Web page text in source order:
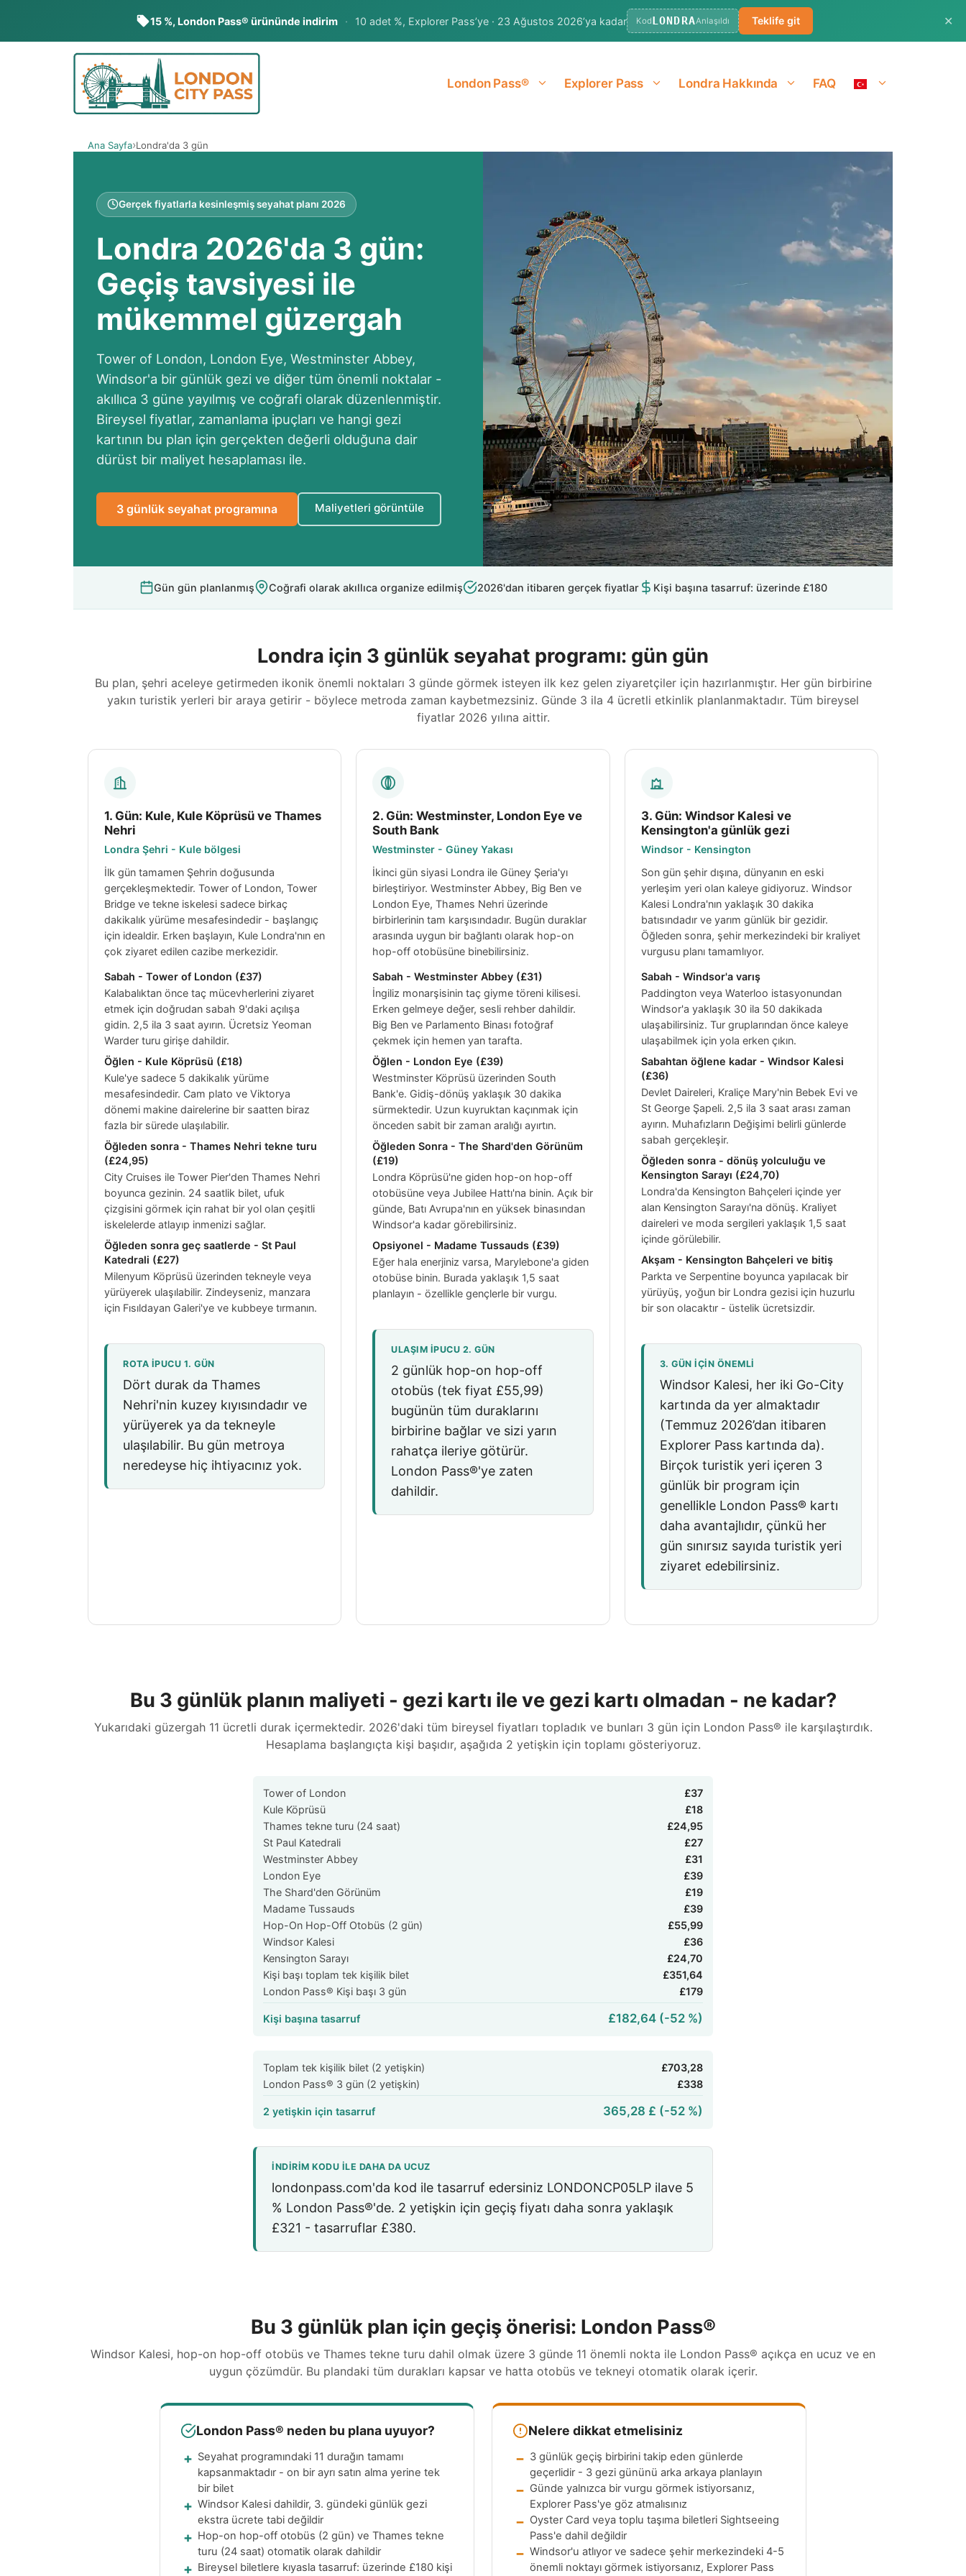
15 %, London Pass® ürününde indirim · 10 adet %, Explorer Pass’ye · 23 Ağustos 2026’ya kadar KodLONDRAAnlaşıldı Teklife git ✕
London Pass® Explorer Pass Londra Hakkında FAQ
Ana Sayfa Londra'da 3 gün
Gerçek fiyatlarla kesinleşmiş seyahat planı 2026
Londra 2026'da 3 gün:
Geçiş tavsiyesi ile
mükemmel güzergah
Tower of London, London Eye, Westminster Abbey,
Windsor'a bir günlük gezi ve diğer tüm önemli noktalar -
akıllıca 3 güne yayılmış ve coğrafi olarak düzenlenmiştir.
Bireysel fiyatlar, zamanlama ipuçları ve hangi gezi
kartının bu plan için gerçekten değerli olduğuna dair
dürüst bir maliyet hesaplaması ile.
3 günlük seyahat programına Maliyetleri görüntüle
Gün gün planlanmış Coğrafi olarak akıllıca organize edilmiş 2026'dan itibaren gerçek fiyatlar Kişi başına tasarruf: üzerinde £180
Londra için 3 günlük seyahat programı: gün gün
Bu plan, şehri aceleye getirmeden ikonik önemli noktaları 3 günde görmek isteyen ilk kez gelen ziyaretçiler için hazırlanmıştır. Her gün birbirine
yakın turistik yerleri bir araya getirir - böylece metroda zaman kaybetmezsiniz. Günde 3 ila 4 ücretli etkinlik planlanmaktadır. Tüm bireysel
fiyatlar 2026 yılına aittir.
1. Gün: Kule, Kule Köprüsü ve Thames
Nehri
Londra Şehri - Kule bölgesi
İlk gün tamamen Şehrin doğusunda
gerçekleşmektedir. Tower of London, Tower
Bridge ve tekne iskelesi sadece birkaç
dakikalık yürüme mesafesindedir - başlangıç
için idealdir. Erken başlayın, Kule Londra'nın en
çok ziyaret edilen cazibe merkezidir.
Sabah - Tower of London (£37)
Kalabalıktan önce taç mücevherlerini ziyaret
etmek için doğrudan sabah 9'daki açılışa
gidin. 2,5 ila 3 saat ayırın. Ücretsiz Yeoman
Warder turu girişe dahildir.
Öğlen - Kule Köprüsü (£18)
Kule'ye sadece 5 dakikalık yürüme
mesafesindedir. Cam plato ve Viktorya
dönemi makine dairelerine bir saatten biraz
fazla bir sürede ulaşılabilir.
Öğleden sonra - Thames Nehri tekne turu
(£24,95)
City Cruises ile Tower Pier'den Thames Nehri
boyunca gezinin. 24 saatlik bilet, ufuk
çizgisini görmek için rahat bir yol olan çeşitli
iskelelerde atlayıp inmenizi sağlar.
Öğleden sonra geç saatlerde - St Paul
Katedrali (£27)
Milenyum Köprüsü üzerinden tekneyle veya
yürüyerek ulaşılabilir. Zindeyseniz, manzara
için Fısıldayan Galeri'ye ve kubbeye tırmanın.
ROTA IPUCU 1. GÜN
Dört durak da Thames
Nehri'nin kuzey kıyısındadır ve
yürüyerek ya da tekneyle
ulaşılabilir. Bu gün metroya
neredeyse hiç ihtiyacınız yok.
2. Gün: Westminster, London Eye ve
South Bank
Westminster - Güney Yakası
İkinci gün siyasi Londra ile Güney Şeria'yı
birleştiriyor. Westminster Abbey, Big Ben ve
London Eye, Thames Nehri üzerinde
birbirlerinin tam karşısındadır. Bugün duraklar
arasında uygun bir bağlantı olarak hop-on
hop-off otobüsüne binebilirsiniz.
Sabah - Westminster Abbey (£31)
İngiliz monarşisinin taç giyme töreni kilisesi.
Erken gelmeye değer, sesli rehber dahildir.
Big Ben ve Parlamento Binası fotoğraf
çekmek için hemen yan tarafta.
Öğlen - London Eye (£39)
Westminster Köprüsü üzerinden South
Bank'e. Gidiş-dönüş yaklaşık 30 dakika
sürmektedir. Uzun kuyruktan kaçınmak için
önceden sabit bir zaman aralığı ayırtın.
Öğleden Sonra - The Shard'den Görünüm
(£19)
Londra Köprüsü'ne giden hop-on hop-off
otobüsüne veya Jubilee Hattı'na binin. Açık bir
günde, Batı Avrupa'nın en yüksek binasından
Windsor'a kadar görebilirsiniz.
Opsiyonel - Madame Tussauds (£39)
Eğer hala enerjiniz varsa, Marylebone'a giden
otobüse binin. Burada yaklaşık 1,5 saat
planlayın - özellikle gençlerle bir vurgu.
ULAŞIM IPUCU 2. GÜN
2 günlük hop-on hop-off
otobüs (tek fiyat £55,99)
bugünün tüm duraklarını
birbirine bağlar ve sizi yarın
rahatça ileriye götürür.
London Pass®'ye zaten
dahildir.
3. Gün: Windsor Kalesi ve
Kensington'a günlük gezi
Windsor - Kensington
Son gün şehir dışına, dünyanın en eski
yerleşim yeri olan kaleye gidiyoruz. Windsor
Kalesi Londra'nın yaklaşık 30 dakika
batısındadır ve yarım günlük bir gezidir.
Öğleden sonra, şehir merkezindeki bir kraliyet
vurgusu planı tamamlıyor.
Sabah - Windsor'a varış
Paddington veya Waterloo istasyonundan
Windsor'a yaklaşık 30 ila 50 dakikada
ulaşabilirsiniz. Tur gruplarından önce kaleye
ulaşabilmek için yola erken çıkın.
Sabahtan öğlene kadar - Windsor Kalesi
(£36)
Devlet Daireleri, Kraliçe Mary'nin Bebek Evi ve
St George Şapeli. 2,5 ila 3 saat arası zaman
ayırın. Muhafızların Değişimi belirli günlerde
sabah gerçekleşir.
Öğleden sonra - dönüş yolculuğu ve
Kensington Sarayı (£24,70)
Londra'da Kensington Bahçeleri içinde yer
alan Kensington Sarayı'na dönüş. Kraliyet
daireleri ve moda sergileri yaklaşık 1,5 saat
içinde görülebilir.
Akşam - Kensington Bahçeleri ve bitiş
Parkta ve Serpentine boyunca yapılacak bir
yürüyüş, yoğun bir Londra gezisi için huzurlu
bir son olacaktır - üstelik ücretsizdir.
3. GÜN IÇIN ÖNEMLI
Windsor Kalesi, her iki Go-City
kartında da yer almaktadır
(Temmuz 2026’dan itibaren
Explorer Pass kartında da).
Birçok turistik yeri içeren 3
günlük bir program için
genellikle London Pass® kartı
daha avantajlıdır, çünkü her
gün sınırsız sayıda turistik yeri
ziyaret edebilirsiniz.
Bu 3 günlük planın maliyeti - gezi kartı ile ve gezi kartı olmadan - ne kadar?
Yukarıdaki güzergah 11 ücretli durak içermektedir. 2026'daki tüm bireysel fiyatları topladık ve bunları 3 gün için London Pass® ile karşılaştırdık.
Hesaplama başlangıçta kişi başıdır, aşağıda 2 yetişkin için toplamı gösteriyoruz.
Tower of London
£37
Kule Köprüsü
£18
Thames tekne turu (24 saat)
£24,95
St Paul Katedrali
£27
Westminster Abbey
£31
London Eye
£39
The Shard'den Görünüm
£19
Madame Tussauds
£39
Hop-On Hop-Off Otobüs (2 gün)
£55,99
Windsor Kalesi
£36
Kensington Sarayı
£24,70
Kişi başı toplam tek kişilik bilet
£351,64
London Pass® Kişi başı 3 gün
£179
Kişi başına tasarruf £182,64 (-52 %)
Toplam tek kişilik bilet (2 yetişkin)
£703,28
London Pass® 3 gün (2 yetişkin)
£338
2 yetişkin için tasarruf 365,28 £ (-52 %)
İNDIRIM KODU ILE DAHA DA UCUZ
londonpass.com'da kod ile tasarruf edersiniz LONDONCP05LP ilave 5
% London Pass®'de. 2 yetişkin için geçiş fiyatı daha sonra yaklaşık
£321 - tasarruflar £380.
Bu 3 günlük plan için geçiş önerisi: London Pass®
Windsor Kalesi, hop-on hop-off otobüs ve Thames tekne turu dahil olmak üzere 3 günde 11 önemli nokta ile London Pass® açıkça en ucuz ve en
uygun çözümdür. Bu plandaki tüm durakları kapsar ve hatta otobüs ve tekneyi otomatik olarak içerir.
London Pass® neden bu plana uyuyor?
Seyahat programındaki 11 durağın tamamı
kapsanmaktadır - on bir ayrı satın alma yerine tek
bir bilet
Windsor Kalesi dahildir, 3. gündeki günlük gezi
ekstra ücrete tabi değildir
Hop-on hop-off otobüs (2 gün) ve Thames tekne
turu (24 saat) otomatik olarak dahildir
Bireysel biletlere kıyasla tasarruf: üzerinde £180 kişi
Nelere dikkat etmelisiniz
3 günlük geçiş birbirini takip eden günlerde
geçerlidir - 3 gezi gününü arka arkaya planlayın
Günde yalnızca bir vurgu görmek istiyorsanız,
Explorer Pass'ye göz atmalısınız
Oyster Card veya toplu taşıma biletleri Sightseeing
Pass'e dahil değildir
Windsor'u atlıyor ve sadece şehir merkezindeki 4-5
önemli noktayı görmek istiyorsanız, Explorer Pass